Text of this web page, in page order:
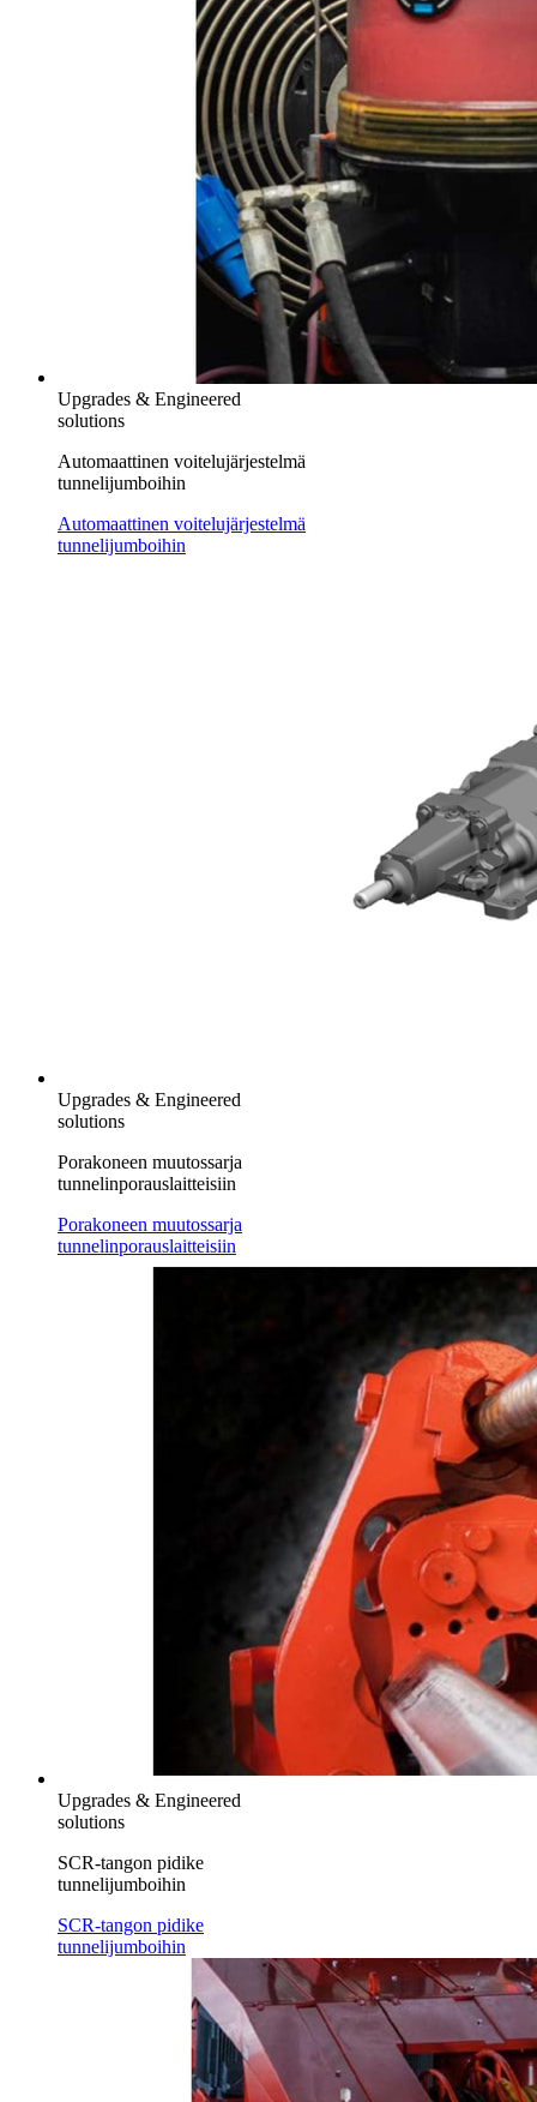
Upgrades & Engineered
solutions
Automaattinen voitelujärjestelmä
tunnelijumboihin
Automaattinen voitelujärjestelmä
tunnelijumboihin
Upgrades & Engineered
solutions
Porakoneen muutossarja
tunnelinporauslaitteisiin
Porakoneen muutossarja
tunnelinporauslaitteisiin
Upgrades & Engineered
solutions
SCR-tangon pidike
tunnelijumboihin
SCR-tangon pidike
tunnelijumboihin